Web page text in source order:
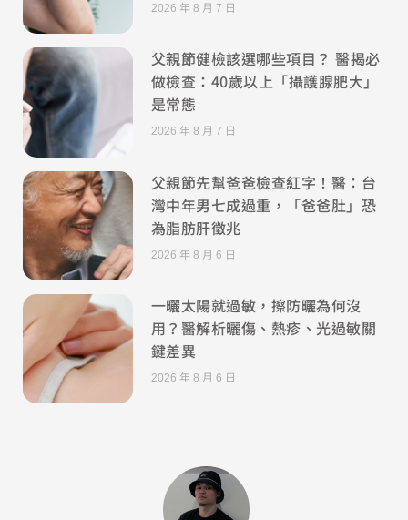
2026 年 8 月 7 日
父親節健檢該選哪些項目？ 醫揭必
做檢查：40歲以上「攝護腺肥大」
是常態
2026 年 8 月 7 日
父親節先幫爸爸檢查紅字！醫：台
灣中年男七成過重，「爸爸肚」恐
為脂肪肝徵兆
2026 年 8 月 6 日
一曬太陽就過敏，擦防曬為何沒
用？醫解析曬傷、熱疹、光過敏關
鍵差異
2026 年 8 月 6 日